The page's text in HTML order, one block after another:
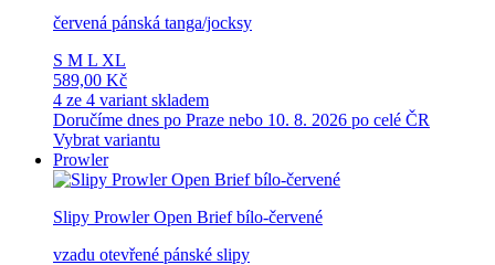
červená pánská tanga/jocksy
S M L XL
589,00 Kč
4 ze 4 variant skladem
Doručíme dnes po Praze nebo 10. 8. 2026 po celé ČR
Vybrat variantu
Prowler
Slipy Prowler Open Brief bílo-červené
vzadu otevřené pánské slipy